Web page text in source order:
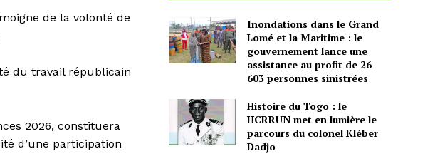
de la volonté de
du travail républicain
2026, constituera
d’une participation
Inondations dans le Grand
Lomé et la Maritime : le
gouvernement lance une
assistance au profit de 26
603 personnes sinistrées
Histoire du Togo : le
HCRRUN met en lumière le
parcours du colonel Kléber
Dadjo